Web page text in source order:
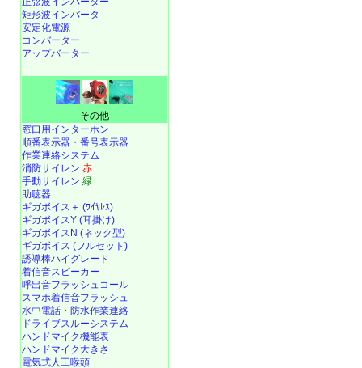
矩形波インバータ
安定化電源
コンバーター
アップバーター
その他
窓口用インターホン
順番表示器・番号表示器
作業連絡システム
消防サイレン 赤
手動サイレン 緑
助聴器
ギガボイス＋ (ﾜｲﾔﾚｽ)
ギガボイスY (耳掛け)
ギガボイスN (ネック型)
ギガボイス (フルセット)
誘導棒ハイグレード
着信音スピーカー
呼出音フラッシュコール
スマホ着信音フラッシュ
水中電話 ・ 防水作業連絡
ドライブスルーシステム
ハンドマイク機能表
ハンドマイク大きさ
電気式人工喉頭